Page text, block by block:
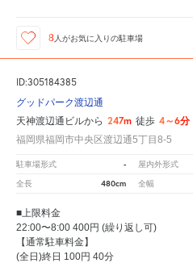
8 人がお気に入りの駐車場
ID:305184385
グッドパーク渡辺通
天神渡辺通ビルから 247m 徒歩 4～6分
福岡県福岡市中央区渡辺通5丁目8-5
駐車場形式 - 屋内外形式
全長 480cm 全幅
■上限料金
22:00〜8:00 400円 (繰り返し可)
【通常駐車料金】
(全日)終日 100円 40分